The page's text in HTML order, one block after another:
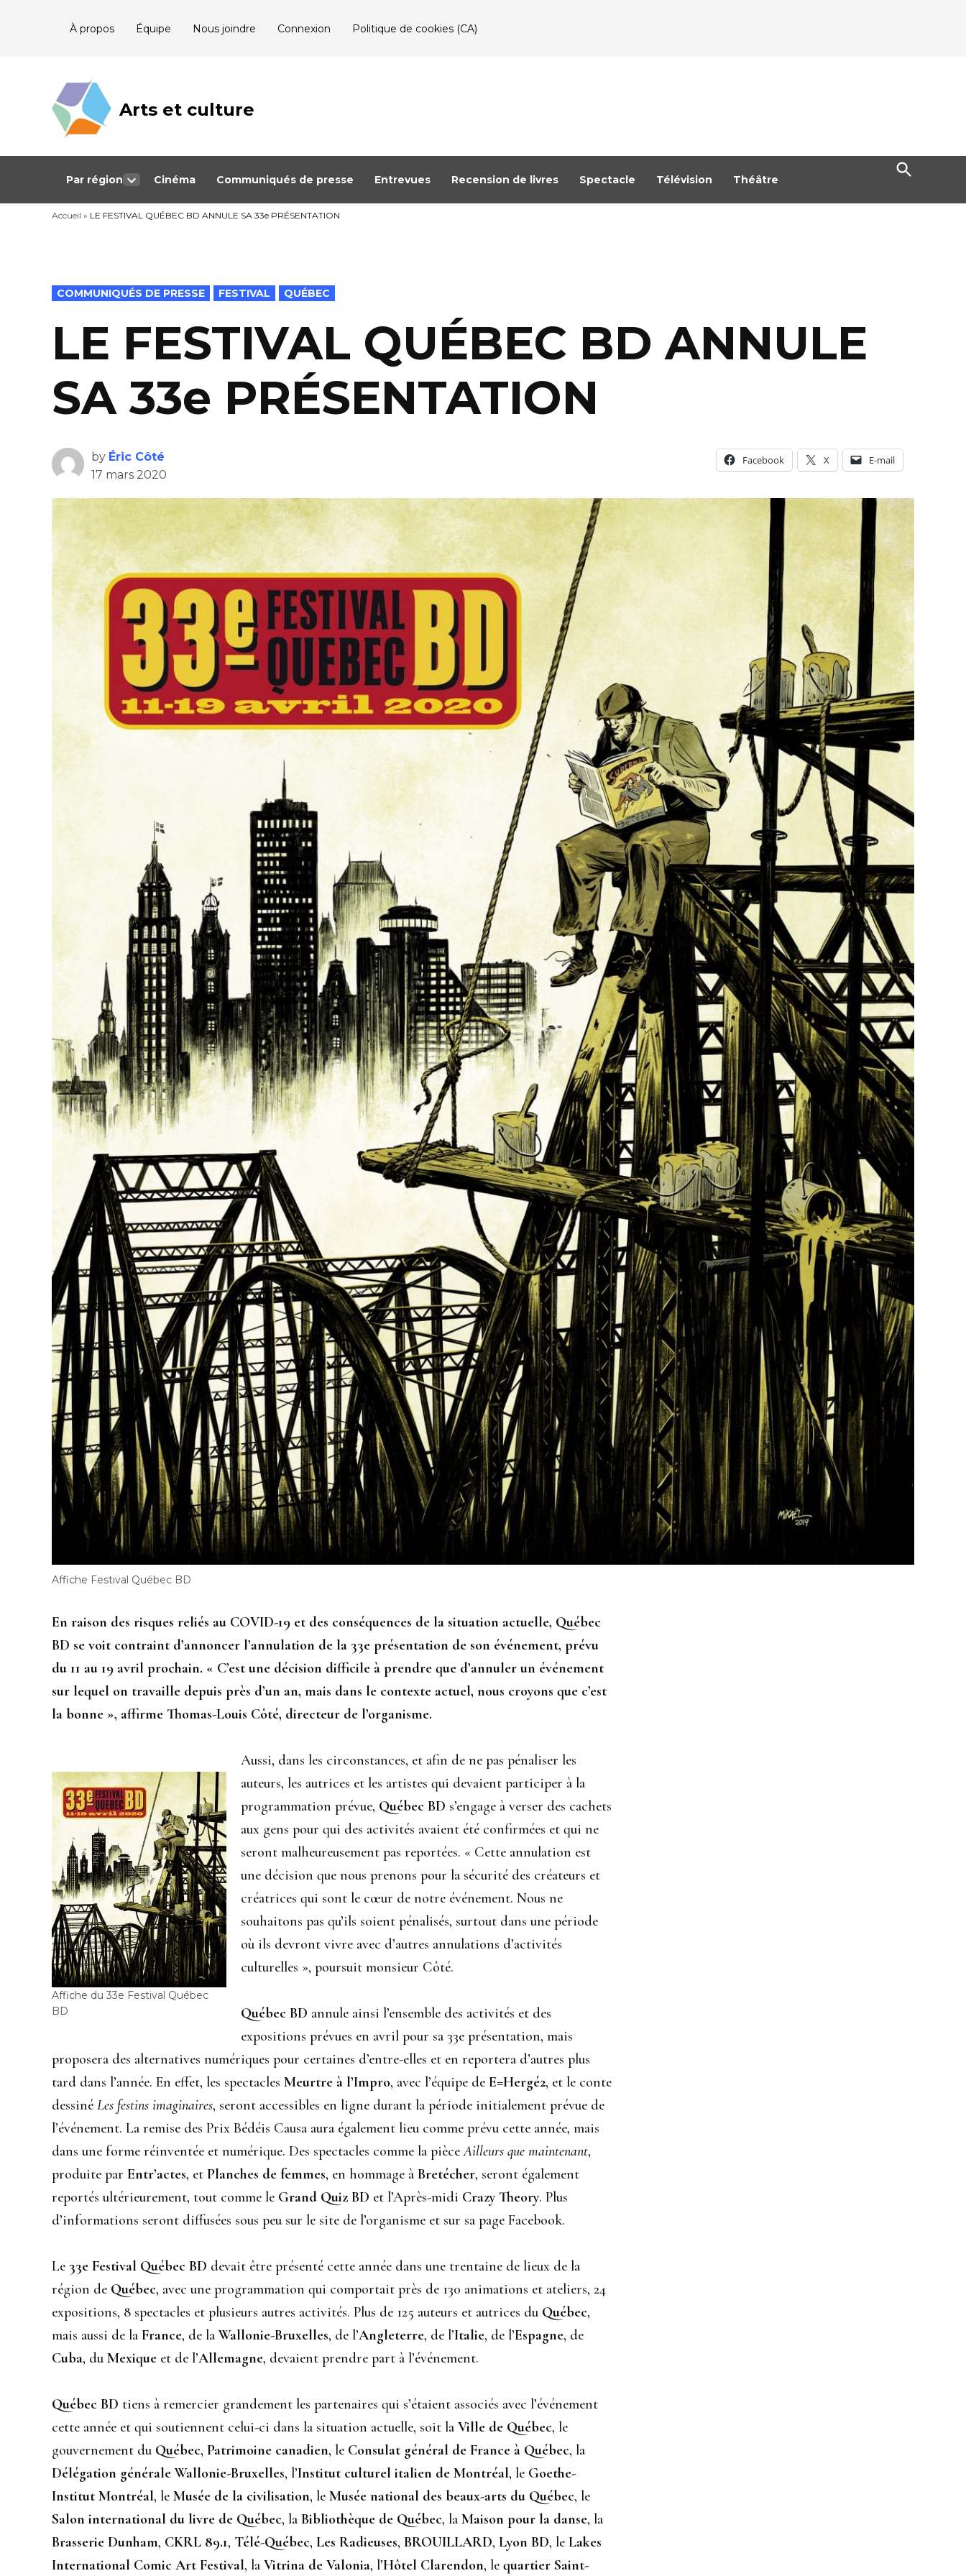
À propos Équipe Nous joindre Connexion Politique de cookies (CA)
Arts et culture
Journalisme
Québec
Par région
dropdown
menu
Cinéma Communiqués de presse Entrevues Recension de livres Spectacle Télévision Théâtre
Open
Search
Accueil » LE FESTIVAL QUÉBEC BD ANNULE SA 33e PRÉSENTATION
POSTED
IN
COMMUNIQUÉS DE PRESSE FESTIVAL QUÉBEC
LE FESTIVAL QUÉBEC BD ANNULE
SA 33e PRÉSENTATION
by Éric Côté
17 mars 2020
Facebook X E-mail
Affiche Festival Québec BD
En raison des risques reliés au COVID-19 et des conséquences de la situation actuelle, Québec
BD se voit contraint d’annoncer l’annulation de la 33e présentation de son événement, prévu
du 11 au 19 avril prochain. « C’est une décision difficile à prendre que d’annuler un événement
sur lequel on travaille depuis près d’un an, mais dans le contexte actuel, nous croyons que c’est
la bonne », affirme Thomas-Louis Côté, directeur de l’organisme.
Affiche du 33e Festival Québec
BD
Aussi, dans les circonstances, et afin de ne pas pénaliser les
auteurs, les autrices et les artistes qui devaient participer à la
programmation prévue, Québec BD s’engage à verser des cachets
aux gens pour qui des activités avaient été confirmées et qui ne
seront malheureusement pas reportées. « Cette annulation est
une décision que nous prenons pour la sécurité des créateurs et
créatrices qui sont le cœur de notre événement. Nous ne
souhaitons pas qu’ils soient pénalisés, surtout dans une période
où ils devront vivre avec d’autres annulations d’activités
culturelles », poursuit monsieur Côté.
Québec BD annule ainsi l’ensemble des activités et des
expositions prévues en avril pour sa 33e présentation, mais
proposera des alternatives numériques pour certaines d’entre-elles et en reportera d’autres plus
tard dans l’année. En effet, les spectacles Meurtre à l’Impro, avec l’équipe de E=Hergé2, et le conte
dessiné Les festins imaginaires, seront accessibles en ligne durant la période initialement prévue de
l’événement. La remise des Prix Bédéis Causa aura également lieu comme prévu cette année, mais
dans une forme réinventée et numérique. Des spectacles comme la pièceAilleurs que maintenant,
produite par Entr’actes, et Planches de femmes, en hommage à Bretécher, seront également
reportés ultérieurement, tout comme le Grand Quiz BD et l’Après-midi Crazy Theory. Plus
d’informations seront diffusées sous peu sur le site de l’organisme et sur sa page Facebook.
Le 33e Festival Québec BD devait être présenté cette année dans une trentaine de lieux de la
région de Québec, avec une programmation qui comportait près de 130 animations et ateliers, 24
expositions, 8 spectacles et plusieurs autres activités. Plus de 125 auteurs et autrices du Québec,
mais aussi de la France, de laWallonie-Bruxelles, de l’Angleterre, de l’Italie, de l’Espagne, de
Cuba, du Mexique et de l’Allemagne, devaient prendre part à l’événement.
Québec BD tiens à remercier grandement les partenaires qui s’étaient associés avec l’événement
cette année et qui soutiennent celui-ci dans la situation actuelle, soit la Ville de Québec, le
gouvernement du Québec, Patrimoine canadien, le Consulat général de France à Québec, la
Délégation générale Wallonie-Bruxelles, l’Institut culturel italien de Montréal, le Goethe-
Institut Montréal, le Musée de la civilisation, le Musée national des beaux-arts du Québec, le
Salon international du livre de Québec, la Bibliothèque de Québec, la Maison pour la danse, la
Brasserie Dunham, CKRL 89.1, Télé-Québec, Les Radieuses, BROUILLARD, Lyon BD, le Lakes
International Comic Art Festival, la Vitrina de Valonia, l’Hôtel Clarendon, le quartier Saint-